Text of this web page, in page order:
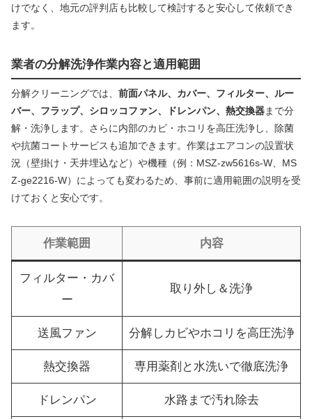
けでなく、地元の評判店も比較して検討すると安心して依頼でき
ます。
業者の分解洗浄作業内容と適用範囲
分解クリーニングでは、 前面パネル、カバー、フィルター、ルー
バー、フラップ、シロッコファン、ドレンパン、熱交換器まで分
解・洗浄します。さらに内部のカビ・ホコリを高圧洗浄し、除菌
や抗菌コートサービスも追加できます。作業はエアコンの設置状
況（壁掛け・天井埋込など）や機種（例：MSZ-zw5616s-W、MS
Z-ge2216-W）によっても変わるため、事前に適用範囲の説明を受
けておくと安心です。
作業範囲 内容
フィルター・カバ
ー
取り外し＆洗浄
送風ファン 分解しカビやホコリを高圧洗浄
熱交換器 専用薬剤と水洗いで徹底洗浄
ドレンパン 水路まで汚れ除去